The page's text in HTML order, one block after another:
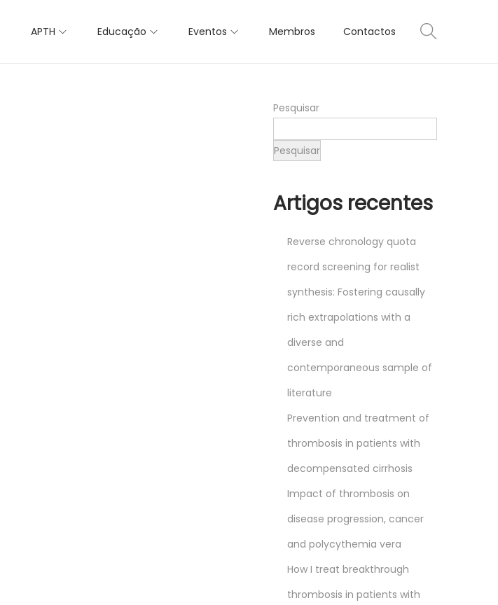
APTH Educação Eventos Membros Contactos
Pesquisar
Pesquisar
Artigos recentes
Reverse chronology quota
record screening for realist
synthesis: Fostering causally
rich extrapolations with a
diverse and
contemporaneous sample of
literature
Prevention and treatment of
thrombosis in patients with
decompensated cirrhosis
Impact of thrombosis on
disease progression, cancer
and polycythemia vera
How I treat breakthrough
thrombosis in patients with